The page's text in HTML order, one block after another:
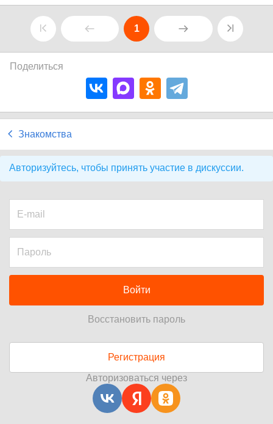
1
Поделиться
Знакомства
Авторизуйтесь, чтобы принять участие в дискуссии.
Войти
Восстановить пароль
Регистрация
Авторизоваться через